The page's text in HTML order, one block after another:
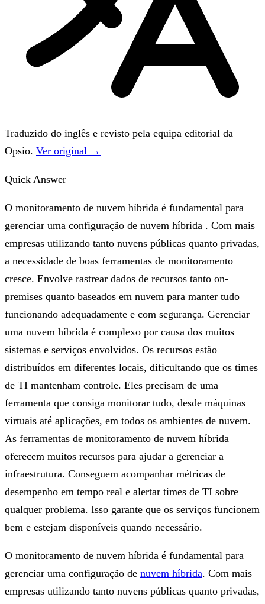
Traduzido do inglês e revisto pela equipa editorial da
Opsio. Ver original →
Quick Answer
O monitoramento de nuvem híbrida é fundamental para
gerenciar uma configuração de nuvem híbrida . Com mais
empresas utilizando tanto nuvens públicas quanto privadas,
a necessidade de boas ferramentas de monitoramento
cresce. Envolve rastrear dados de recursos tanto on-
premises quanto baseados em nuvem para manter tudo
funcionando adequadamente e com segurança. Gerenciar
uma nuvem híbrida é complexo por causa dos muitos
sistemas e serviços envolvidos. Os recursos estão
distribuídos em diferentes locais, dificultando que os times
de TI mantenham controle. Eles precisam de uma
ferramenta que consiga monitorar tudo, desde máquinas
virtuais até aplicações, em todos os ambientes de nuvem.
As ferramentas de monitoramento de nuvem híbrida
oferecem muitos recursos para ajudar a gerenciar a
infraestrutura. Conseguem acompanhar métricas de
desempenho em tempo real e alertar times de TI sobre
qualquer problema. Isso garante que os serviços funcionem
bem e estejam disponíveis quando necessário.
O monitoramento de nuvem híbrida é fundamental para
gerenciar uma configuração de nuvem híbrida. Com mais
empresas utilizando tanto nuvens públicas quanto privadas,